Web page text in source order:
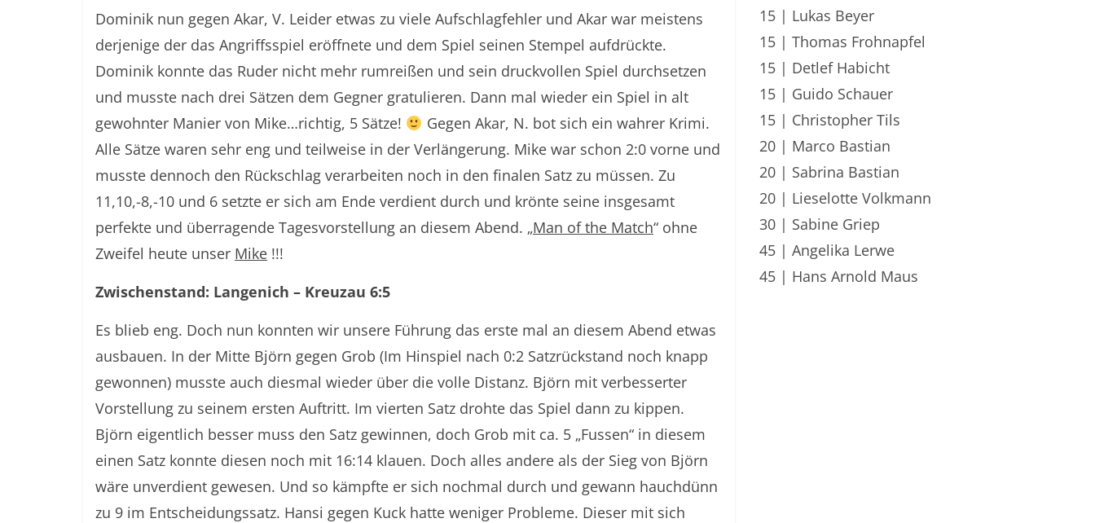
Dominik nun gegen Akar, V. Leider etwas zu viele Aufschlagfehler und Akar war meistens
derjenige der das Angriffsspiel eröffnete und dem Spiel seinen Stempel aufdrückte.
Dominik konnte das Ruder nicht mehr rumreißen und sein druckvollen Spiel durchsetzen
und musste nach drei Sätzen dem Gegner gratulieren. Dann mal wieder ein Spiel in alt
gewohnter Manier von Mike…richtig, 5 Sätze!
Gegen Akar, N. bot sich ein wahrer Krimi.
Alle Sätze waren sehr eng und teilweise in der Verlängerung. Mike war schon 2:0 vorne und
musste dennoch den Rückschlag verarbeiten noch in den finalen Satz zu müssen. Zu
11,10,-8,-10 und 6 setzte er sich am Ende verdient durch und krönte seine insgesamt
perfekte und überragende Tagesvorstellung an diesem Abend. „Man of the Match“ ohne
Zweifel heute unser Mike !!!
Zwischenstand: Langenich – Kreuzau 6:5
Es blieb eng. Doch nun konnten wir unsere Führung das erste mal an diesem Abend etwas
ausbauen. In der Mitte Björn gegen Grob (Im Hinspiel nach 0:2 Satzrückstand noch knapp
gewonnen) musste auch diesmal wieder über die volle Distanz. Björn mit verbesserter
Vorstellung zu seinem ersten Auftritt. Im vierten Satz drohte das Spiel dann zu kippen.
Björn eigentlich besser muss den Satz gewinnen, doch Grob mit ca. 5 „Fussen“ in diesem
einen Satz konnte diesen noch mit 16:14 klauen. Doch alles andere als der Sieg von Björn
wäre unverdient gewesen. Und so kämpfte er sich nochmal durch und gewann hauchdünn
zu 9 im Entscheidungssatz. Hansi gegen Kuck hatte weniger Probleme. Dieser mit sich
15 | Lukas Beyer
15 | Thomas Frohnapfel
15 | Detlef Habicht
15 | Guido Schauer
15 | Christopher Tils
20 | Marco Bastian
20 | Sabrina Bastian
20 | Lieselotte Volkmann
30 | Sabine Griep
45 | Angelika Lerwe
45 | Hans Arnold Maus